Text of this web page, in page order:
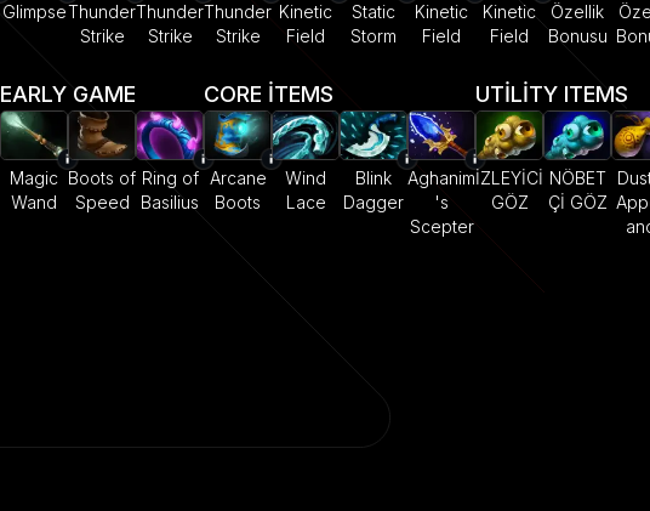
GlimpseThunder
Strike
Thunder
Strike
Thunder
Strike
Kinetic
Field
Static
Storm
Kinetic
Field
Kinetic
Field
Özellik
Bonusu
EARLY GAME
Magic
Wand
Boots of
Speed
Ring of
Basilius
CORE ITEMS
Arcane
Boots
Wind
Lace
Blink
Dagger
Aghanim
's
Scepter
UTILITY ITEMS
İZLEYİCİ
GÖZ
NÖBET
Çİ GÖZ